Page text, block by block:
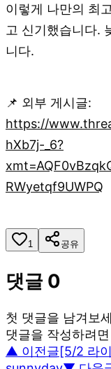
이렇게 나만의 최
고 신기했습니다.
니다.
📌 외부 게시글:
https://
hXb7j-_6?
RWyetqf9UWPQ
1 공유
댓글 0
첫 댓글을 남겨보
댓글을 작성하려면
▲ 이전글[5/2 라